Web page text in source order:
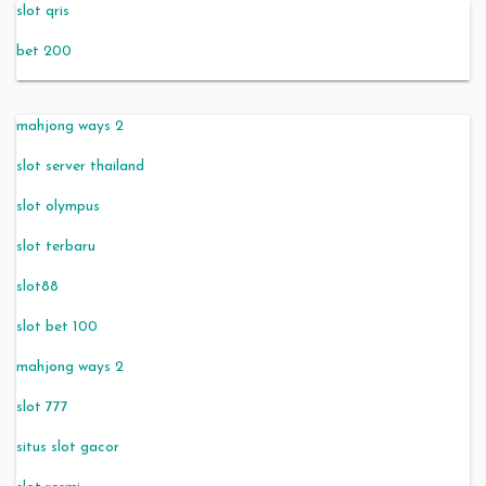
slot qris
bet 200
mahjong ways 2
slot server thailand
slot olympus
slot terbaru
slot88
slot bet 100
mahjong ways 2
slot 777
situs slot gacor